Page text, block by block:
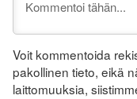
Voit kommentoida
pakollinen tieto, eikä
laittomuuksia,